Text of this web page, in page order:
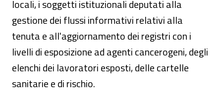
locali, i soggetti istituzionali deputati alla
gestione dei flussi informativi relativi alla
tenuta e all'aggiornamento dei registri con i
livelli di esposizione ad agenti cancerogeni, degli
elenchi dei lavoratori esposti, delle cartelle
sanitarie e di rischio.